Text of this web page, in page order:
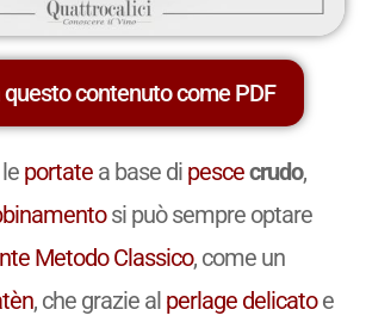
questo contenuto come PDF
portatea base di pescecrudo,
si può sempre optare
Metodo Classico, come un
, che grazie al perlage delicatoe